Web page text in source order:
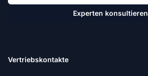
Experten konsultieren
Vertriebskontakte